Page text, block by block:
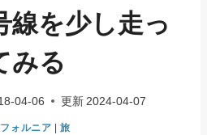
線を少し走っ
みる
04-06 更新 2024-04-07
ォルニア |旅